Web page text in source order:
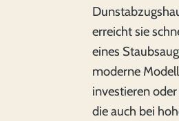
erreicht sie
eines
moderne
investieren
die auch bei